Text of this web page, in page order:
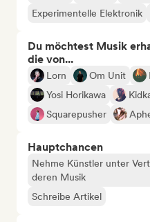
Experimentelle Elektronik
Du möchtest Musik
die von...
Lorn Om Unit
Yosi Horikawa
Squarepusher
Hauptchancen
Nehme Künstler unter
deren Musik
Schreibe Artikel